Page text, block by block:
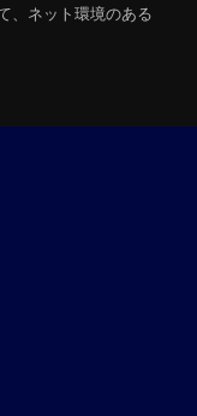
、ネット環境のある